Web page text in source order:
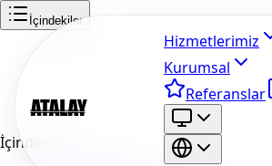
Hizmetlerimiz
Kurumsal
Referanslar
İçindekiler
İçindekiler